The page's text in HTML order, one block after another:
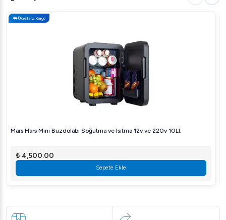
Ücretsiz Kargo
Mars Hars Mini Buzdolabı Soğutma ve Isıtma 12v ve 220v 10Lt
₺ 4,500.00
Sepete Ekle